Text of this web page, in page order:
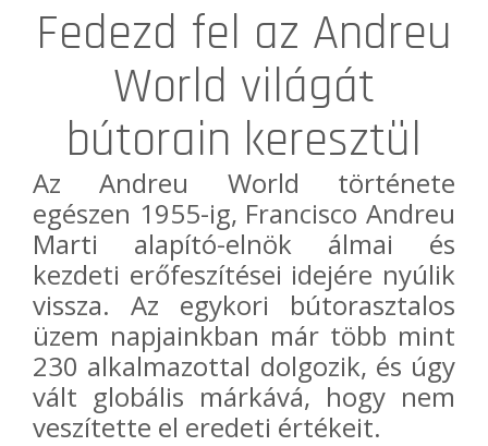
Fedezd fel az Andreu
World világát
bútorain keresztül
AzAndreu World története
egészen 1955-ig, Francisco Andreu
Marti alapító-elnök álmai és
kezdeti erőfeszítései idejére nyúlik
vissza. Az egykori bútorasztalos
üzem napjainkban már több mint
230 alkalmazottal dolgozik, és úgy
vált globális márkává, hogy nem
veszítette el eredeti értékeit.